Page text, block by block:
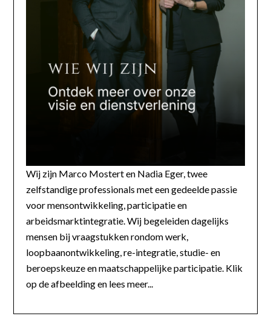
Wij zijn Marco Mostert en Nadia Eger, twee
zelfstandige professionals met een gedeelde passie
voor mensontwikkeling, participatie en
arbeidsmarktintegratie. Wij begeleiden dagelijks
mensen bij vraagstukken rondom werk,
loopbaanontwikkeling, re-integratie, studie- en
beroepskeuze en maatschappelijke participatie. Klik
op de afbeelding en lees meer...